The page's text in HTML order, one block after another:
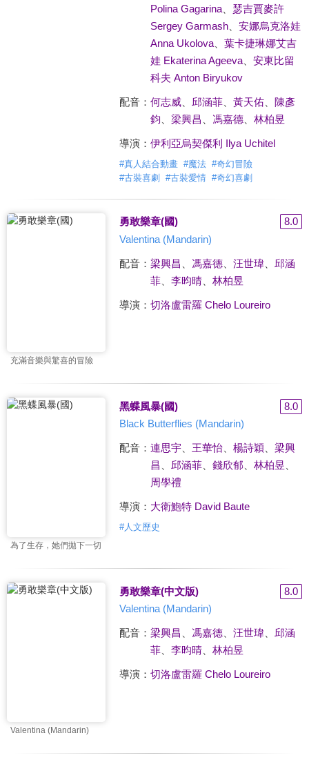
Polina Gagarina、 瑟吉賈麥許
Sergey Garmash、 安娜烏克洛娃
Anna Ukolova、 葉卡捷琳娜艾吉
娃 Ekaterina Ageeva、 安東比留
科夫 Anton Biryukov
配音： 何志威、 邱涵菲、 黃天佑、 陳彥
鈞
梁興昌 馮嘉德、 林柏昱
導演： 伊利亞烏契傑利 Ilya Uchitel
#真人結合動畫 #魔法 #奇幻冒險
#古裝喜劇 #古裝愛情 #奇幻喜劇
充滿音樂與驚喜的冒險
勇敢樂章(國)
8.0
Valentina (Mandarin)
配音： 梁興昌 馮嘉德、 汪世瑋、 邱涵
菲、 李昀晴、 林柏昱
導演： 切洛盧雷羅 Chelo Loureiro
為了生存，她們拋下一切
黑蝶風暴(國)
8.0
Black Butterflies (Mandarin)
配音： 連思宇、 王華怡、 楊詩穎、 梁興
昌 、 邱涵菲、 錢欣郁、 林柏昱、
周學禮
導演： 大衛鮑特 David Baute
#人文歷史
Valentina (Mandarin)
勇敢樂章(中文版)
8.0
Valentina (Mandarin)
配音： 梁興昌 馮嘉德、 汪世瑋、 邱涵
菲、 李昀晴、 林柏昱
導演： 切洛盧雷羅 Chelo Loureiro